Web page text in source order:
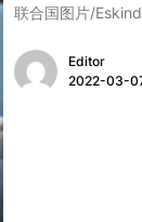
联合国图片/
Editor
2022-03-